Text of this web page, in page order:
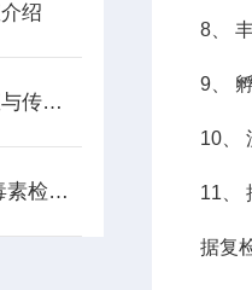
绍
荧光定量真菌毒素检测仪与传统检测方法相比，在成本上有哪些优势？
蓝景科技 荧光定量真菌毒素检测仪：随到随检高效灵活
8、
9、
10、
11、
据复